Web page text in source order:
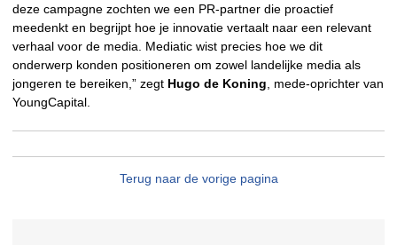
deze campagne zochten we een PR-partner die proactief
meedenkt en begrijpt hoe je innovatie vertaalt naar een relevant
verhaal voor de media. Mediatic wist precies hoe we dit
onderwerp konden positioneren om zowel landelijke media als
jongeren te bereiken,” zegt Hugo de Koning, mede-oprichter van
YoungCapital.
Terug naar de vorige pagina